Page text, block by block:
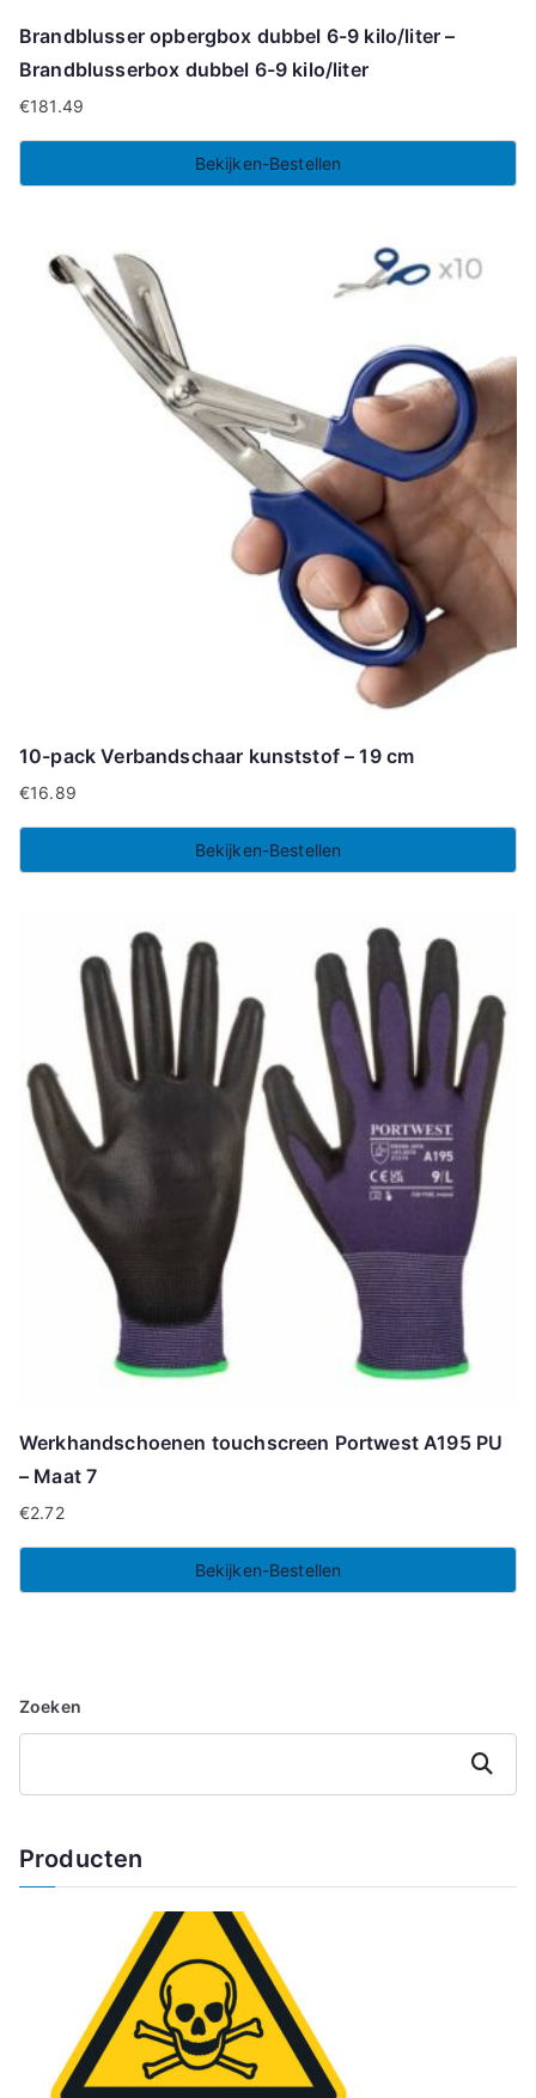
Brandblusser opbergbox dubbel 6-9 kilo/liter –
Brandblusserbox dubbel 6-9 kilo/liter
€181.49
Bekijken-Bestellen
10-pack Verbandschaar kunststof – 19 cm
€16.89
Bekijken-Bestellen
Werkhandschoenen touchscreen Portwest A195 PU
– Maat 7
€2.72
Bekijken-Bestellen
Zoeken
Zoeken
Producten